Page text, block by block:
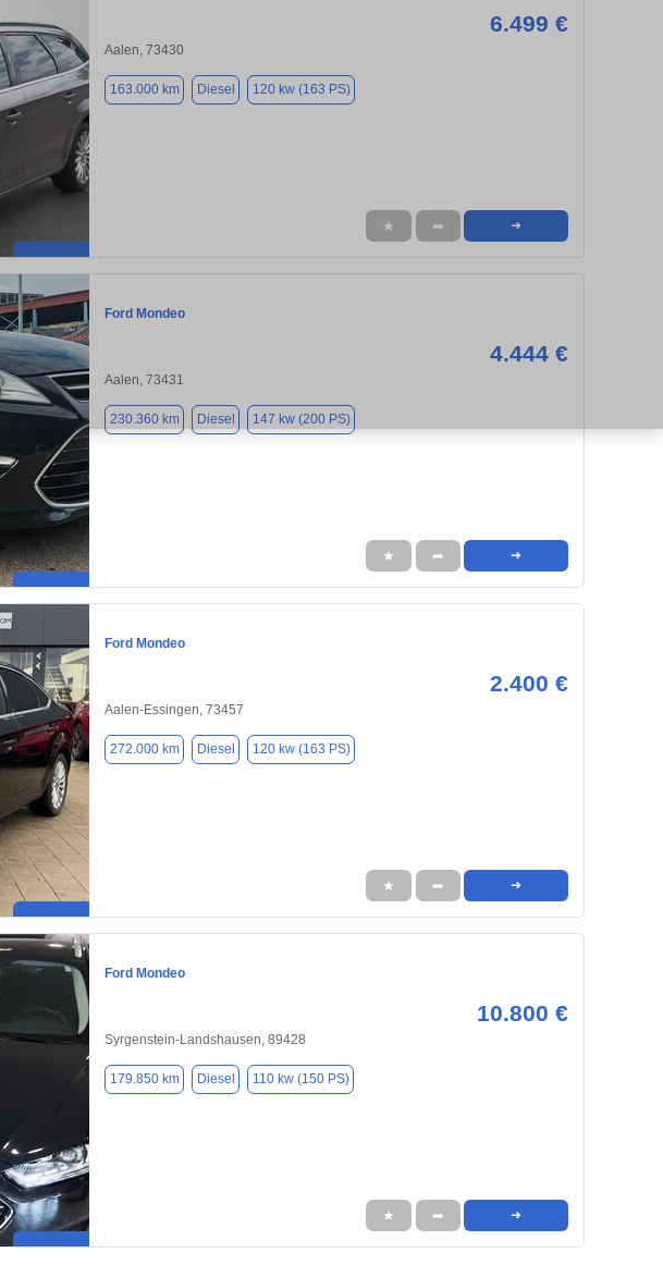
6.499 €
Aalen, 73430
163.000 km Diesel 120 kw (163 PS)
★ ➦ ➜
Ford Mondeo
4.444 €
Aalen, 73431
230.360 km Diesel 147 kw (200 PS)
★ ➦ ➜
Ford Mondeo
2.400 €
Aalen-Essingen, 73457
272.000 km Diesel 120 kw (163 PS)
★ ➦ ➜
Ford Mondeo
10.800 €
Syrgenstein-Landshausen, 89428
179.850 km Diesel 110 kw (150 PS)
★ ➦ ➜